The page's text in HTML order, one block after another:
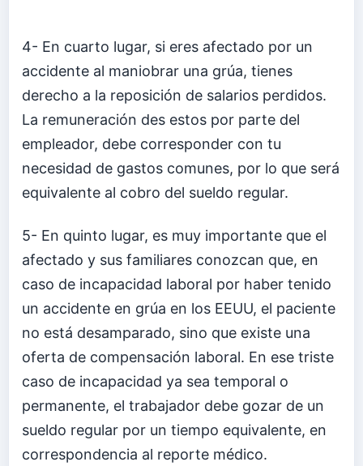
4- En cuarto lugar, si eres afectado por un
accidente al maniobrar una grúa, tienes
derecho a la reposición de salarios perdidos.
La remuneración des estos por parte del
empleador, debe corresponder con tu
necesidad de gastos comunes, por lo que será
equivalente al cobro del sueldo regular.
5- En quinto lugar, es muy importante que el
afectado y sus familiares conozcan que, en
caso de incapacidad laboral por haber tenido
un accidente en grúa en los EEUU, el paciente
no está desamparado, sino que existe una
oferta de compensación laboral. En ese triste
caso de incapacidad ya sea temporal o
permanente, el trabajador debe gozar de un
sueldo regular por un tiempo equivalente, en
correspondencia al reporte médico.